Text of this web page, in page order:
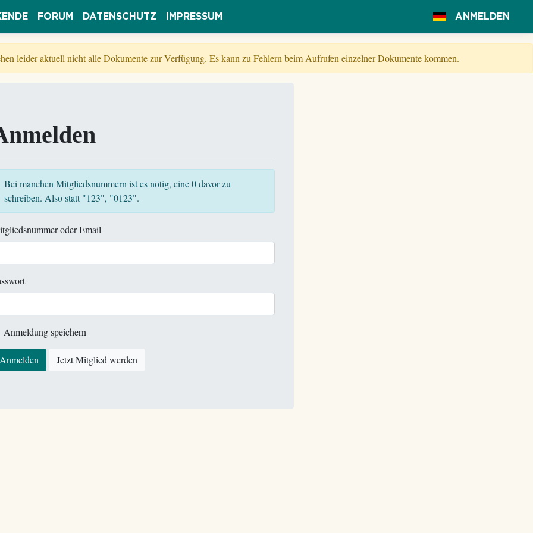
FORUM DATENSCHUTZ IMPRESSUM ANMELDEN
leider aktuell nicht alle Dokumente zur Verfügung. Es kann zu Fehlern beim Aufrufen einzelner Dokumente kommen.
Bei manchen Mitgliedsnummern ist es nötig, eine 0 davor zu
schreiben. Also statt "123", "0123".
oder Email
Anmeldung speichern
Anmelden Jetzt Mitglied werden